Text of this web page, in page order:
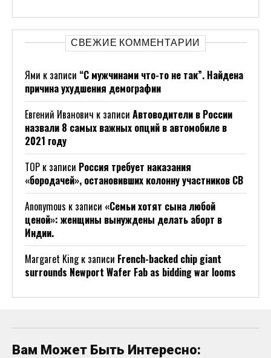
СВЕЖИЕ КОММЕНТАРИИ
Ями к записи “С мужчинами что-то не так”. Найдена
причина ухудшения демографии
Евгений Иванович к записи Автоводители в России
назвали 8 самых важных опций в автомобиле в
2021 году
ТОР к записи Россия требует наказания
«бородачей», остановивших колонну участников СВ
Anonymous к записи «Семьи хотят сына любой
ценой»: женщины вынуждены делать аборт в
Индии.
Margaret Kingк записи French-backed chip giant
surrounds Newport Wafer Fab as bidding war looms
Вам Может Быть Интересно: